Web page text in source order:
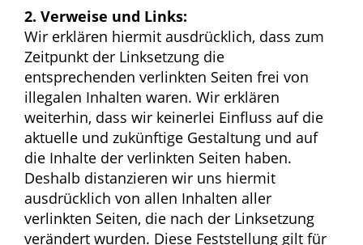
2. Verweise und Links:
Wir erklären hiermit ausdrücklich, dass zum
Zeitpunkt der Linksetzung die
entsprechenden verlinkten Seiten frei von
illegalen Inhalten waren. Wir erklären
weiterhin, dass wir keinerlei Einfluss auf die
aktuelle und zukünftige Gestaltung und auf
die Inhalte der verlinkten Seiten haben.
Deshalb distanzieren wir uns hiermit
ausdrücklich von allen Inhalten aller
verlinkten Seiten, die nach der Linksetzung
verändert wurden. Diese Feststellung gilt für